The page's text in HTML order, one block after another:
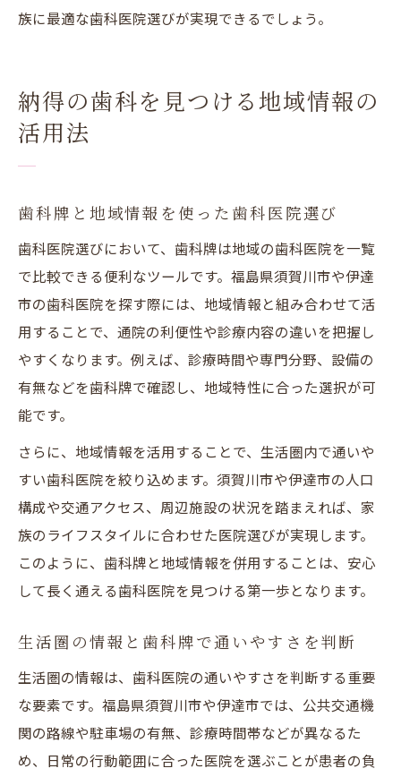
族に最適な歯科医院選びが実現できるでしょう。
納得の歯科を見つける地域情報の
活用法
歯科牌と地域情報を使った歯科医院選び
歯科医院選びにおいて、歯科牌は地域の歯科医院を一覧
で比較できる便利なツールです。福島県須賀川市や伊達
市の歯科医院を探す際には、地域情報と組み合わせて活
用することで、通院の利便性や診療内容の違いを把握し
やすくなります。例えば、診療時間や専門分野、設備の
有無などを歯科牌で確認し、地域特性に合った選択が可
能です。
さらに、地域情報を活用することで、生活圏内で通いや
すい歯科医院を絞り込めます。須賀川市や伊達市の人口
構成や交通アクセス、周辺施設の状況を踏まえれば、家
族のライフスタイルに合わせた医院選びが実現します。
このように、歯科牌と地域情報を併用することは、安心
して長く通える歯科医院を見つける第一歩となります。
生活圏の情報と歯科牌で通いやすさを判断
生活圏の情報は、歯科医院の通いやすさを判断する重要
な要素です。福島県須賀川市や伊達市では、公共交通機
関の路線や駐車場の有無、診療時間帯などが異なるた
め、日常の行動範囲に合った医院を選ぶことが患者の負